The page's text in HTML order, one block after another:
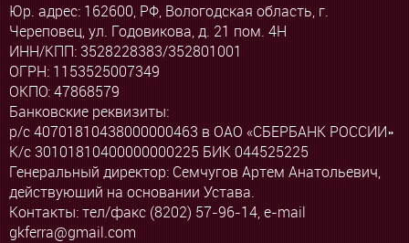
Юр. адрес: 162600, РФ, Вологодская область, г.
Череповец, ул. Годовикова, д. 21 пом. 4Н
ИНН/КПП: 3528228383/352801001
ОГРН: 1153525007349
ОКПО: 47868579
Банковские реквизиты:
р/с 40701810438000000463 в ОАО «СБЕРБАНК РОССИИ»
К/с 30101810400000000225 БИК 044525225
Генеральный директор: Семчугов Артем Анатольевич,
действующий на основании Устава.
Контакты: тел/факс (8202) 57-96-14, e-mail
gkferra@gmail.com